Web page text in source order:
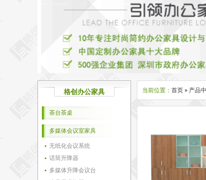
格创办公家具
茶台茶桌
多媒体会议室家具
无纸化会议系统
话筒升降器
多媒体升降会议台
当前位置： 首页 » 产品